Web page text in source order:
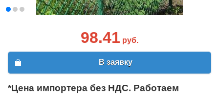
98.41 руб.
В заявку
*Цена импортера без НДС. Работаем